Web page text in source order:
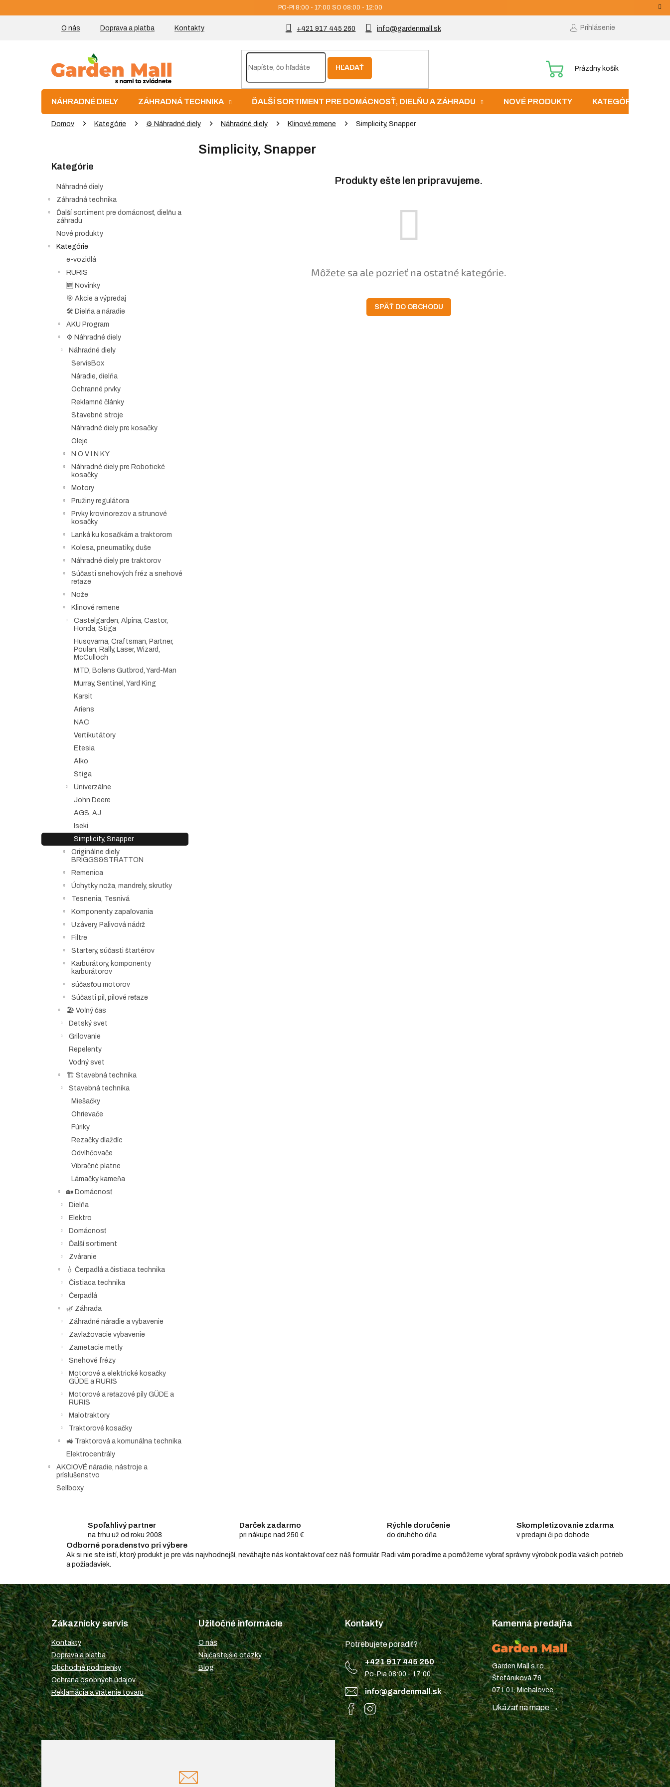
na
PO-PI 8:00 - 17:00 SO 08:00 - 12:00
+421 917 445 260 info@gardenmall.sk
O nás Doprava a platba Kontakty Prihlásenie
HĽADAŤ
NÁKUPNÝ
Prázdny košík
NÁHRADNÉ DIELY ZÁHRADNÁ TECHNIKA ĎALŠÍ SORTIMENT PRE DOMÁCNOSŤ, DIELŇU A ZÁHRADU NOVÉ PRODUKTY KATEGÓRIE
Domov Kategórie ⚙️ Náhradné diely Náhradné diely Klinové remene Simplicity, Snapper
kategórie
Kategórie
Náhradné diely
Záhradná technika
Ďalší sortiment pre domácnosť, dielňu a
záhradu
Nové produkty
Kategórie
e-vozidlá
RURIS
🆕 Novinky
🎯 Akcie a výpredaj
🛠️ Dielňa a náradie
AKU Program
⚙️ Náhradné diely
Náhradné diely
ServisBox
Náradie, dielňa
Ochranné prvky
Reklamné články
Stavebné stroje
Náhradné diely pre kosačky
Oleje
N O V I N K Y
Náhradné diely pre Robotické
kosačky
Motory
Pružiny regulátora
Prvky krovinorezov a strunové
kosačky
Lanká ku kosačkám a traktorom
Kolesa, pneumatiky, duše
Náhradné diely pre traktorov
Súčasti snehových fréz a snehové
reťaze
Nože
Klinové remene
Castelgarden, Alpina, Castor,
Honda, Stiga
Husqvarna, Craftsman, Partner,
Poulan, Rally, Laser, Wizard,
McCulloch
MTD, Bolens Gutbrod, Yard-Man
Murray, Sentinel, Yard King
Karsit
Ariens
NAC
Vertikutátory
Etesia
Alko
Stiga
Univerzálne
John Deere
AGS, AJ
Iseki
Simplicity, Snapper
Originálne diely
BRIGGS&STRATTON
Remenica
Úchytky noža, mandrely, skrutky
Tesnenia, Tesnivá
Komponenty zapaľovania
Uzávery, Palivová nádrž
Filtre
Startery, súčasti štartérov
Karburátory, komponenty
karburátorov
súčasťou motorov
Súčasti píl, pílové reťaze
🏖️ Voľný čas
Detský svet
Grilovanie
Repelenty
Vodný svet
🏗️ Stavebná technika
Stavebná technika
Miešačky
Ohrievače
Fúriky
Rezačky dlaždíc
Odvlhčovače
Vibračné platne
Lámačky kameňa
🏡 Domácnosť
Dielňa
Elektro
Domácnosť
Ďalší sortiment
Zváranie
💧 Čerpadlá a čistiaca technika
Čistiaca technika
Čerpadlá
🌿 Záhrada
Záhradné náradie a vybavenie
Zavlažovacie vybavenie
Zametacie metly
Snehové frézy
Motorové a elektrické kosačky
GÜDE a RURIS
Motorové a reťazové píly GÜDE a
RURIS
Malotraktory
Traktorové kosačky
🚜 Traktorová a komunálna technika
Elektrocentrály
AKCIOVÉ náradie, nástroje a
príslušenstvo
Sellboxy
Simplicity, Snapper
Produkty ešte len pripravujeme.
Môžete sa ale pozrieť na ostatné kategórie.
SPÄŤ DO OBCHODU
Spoľahlivý partner
na trhu už od roku 2008
Darček zadarmo
pri nákupe nad 250 €
Rýchle doručenie
do druhého dňa
Skompletizovanie zdarma
v predajni či po dohode
Odborné poradenstvo pri výbere
Ak si nie ste istí, ktorý produkt je pre vás najvhodnejší, neváhajte nás kontaktovať cez náš formulár. Radi vám poradíme a pomôžeme vybrať správny výrobok podľa vašich potrieb
a požiadaviek.
Z
á
p
ä
t
i
e
Zákaznícky servis
Kontakty
Doprava a platba
Obchodné podmienky
Ochrana osobných údajov
Reklamácia a vrátenie tovaru
Užitočné informácie
O nás
Najčastejšie otázky
Blog
Kontakty
Potrebujete poradiť?
+421 917 445 260
Po-Pia 08:00 - 17:00
info@gardenmall.sk
Kamenná predajňa
Garden Mall s.r.o.
Štefániková 76
071 01, Michalovce
Ukázať na mape →